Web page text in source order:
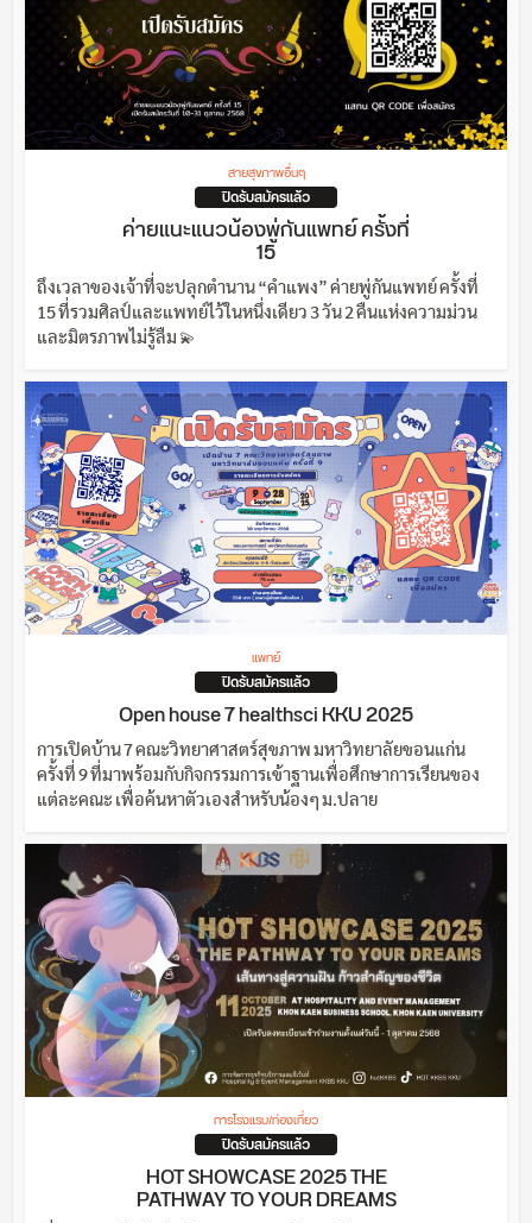
สายสุขภาพอื่นๆ
ปิดรับสมัครแล้ว
ค่ายแนะแนวน้องพู่กันแพทย์ ครั้งที่
15
ถึงเวลาของเจ้าที่จะปลุกตำนาน “คำแพง” ค่ายพู่กันแพทย์ ครั้งที่
15 ที่รวมศิลป์และแพทย์ไว้ในหนึ่งเดียว 3 วัน 2 คืนแห่งความม่วน
และมิตรภาพไม่รู้ลืม 💫
แพทย์
ปิดรับสมัครแล้ว
Open house 7 healthsci KKU 2025
การเปิดบ้าน 7 คณะวิทยาศาสตร์สุขภาพ มหาวิทยาลัยขอนแก่น
ครั้งที่ 9 ที่มาพร้อมกับกิจกรรมการเข้าฐานเพื่อศึกษาการเรียนของ
แต่ละคณะ เพื่อค้นหาตัวเองสำหรับน้องๆ ม.ปลาย
การโรงแรม/ท่องเที่ยว
ปิดรับสมัครแล้ว
HOT SHOWCASE 2025 THE
PATHWAY TO YOUR DREAMS